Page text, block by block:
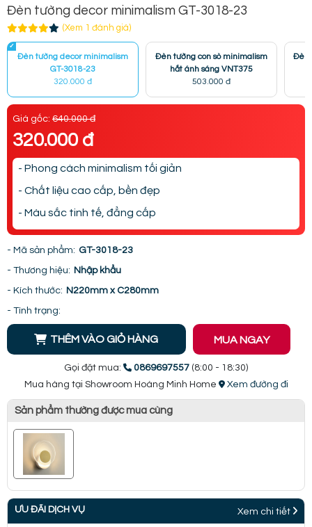
Đèn tường decor minimalism GT-3018-23
(Xem 1 đánh giá)
Đèn tường decor minimalism
GT-3018-23
320.000 đ
Đèn tường con sò minimalism
hắt ánh sáng VNT375
503.000 đ
Đèn
Giá gốc: 640.000 đ
320.000 đ
- Phong cách minimalism tối giản
- Chất liệu cao cấp, bền đẹp
- Màu sắc tinh tế, đẳng cấp
- Mã sản phẩm: GT-3018-23
- Thương hiệu: Nhập khẩu
- Kích thước: N220mm x C280mm
- Tình trạng:
THÊM VÀO GIỎ HÀNG MUA NGAY
Gọi đặt mua: 0869697557 (8:00 - 18:30)
Mua hàng tại Showroom Hoàng Minh Home
Xem đường đi
Sản phẩm thường được mua cùng
ƯU ĐÃI DỊCH VỤ Xem chi tiết